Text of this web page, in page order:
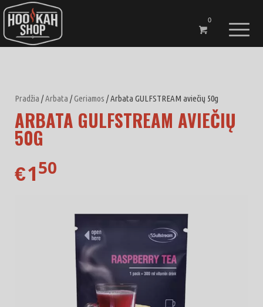
0
Pradžia /Arbata /Geriamos / Arbata GULFSTREAM aviečių 50g
ARBATA GULFSTREAM AVIEČIŲ
50G
€150